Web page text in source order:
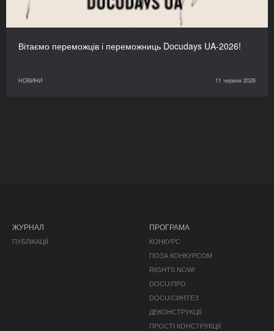
Вітаємо переможців і переможниць Docudays UA-2026!
НОВИНИ 11 червня 2026
ЖУРНАЛ
ПУБЛІКАЦІЇ
ПРОГРАМА
КОНКУРС
ПОЗА КОНКУРСОМ
RIGHTS NOW!
DOCU/ПРО
DOCU/СИНТЕЗ
ДЕКОНСТРУКЦІЇ
ПРОСТІ КОНСТРУКЦІЇ